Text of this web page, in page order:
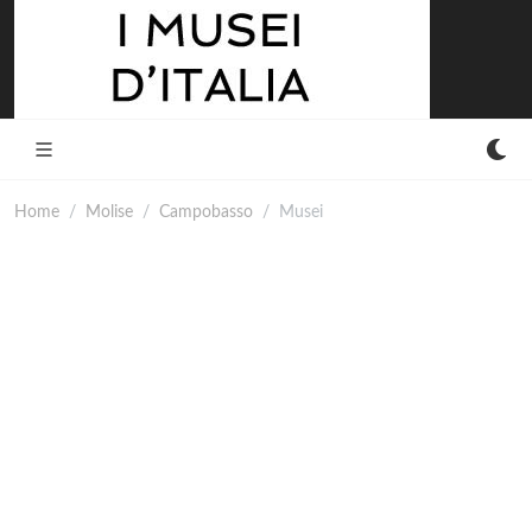
Home Molise Campobasso Musei